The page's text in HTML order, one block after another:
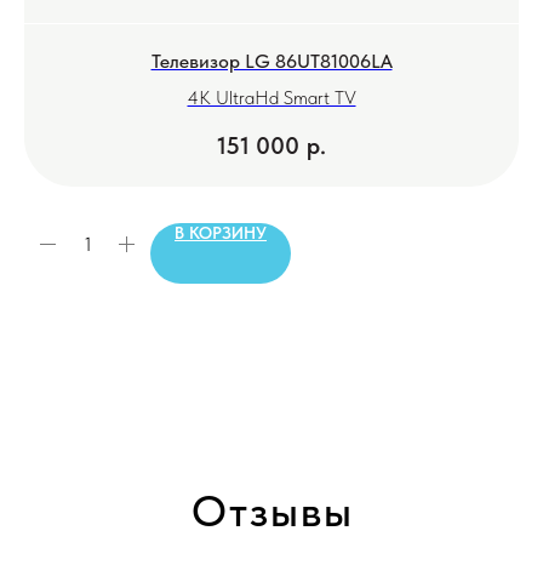
Телевизор LG 86UT81006LA
4K UltraHd Smart TV
151 000 р.
В КОРЗИНУ
Отзывы